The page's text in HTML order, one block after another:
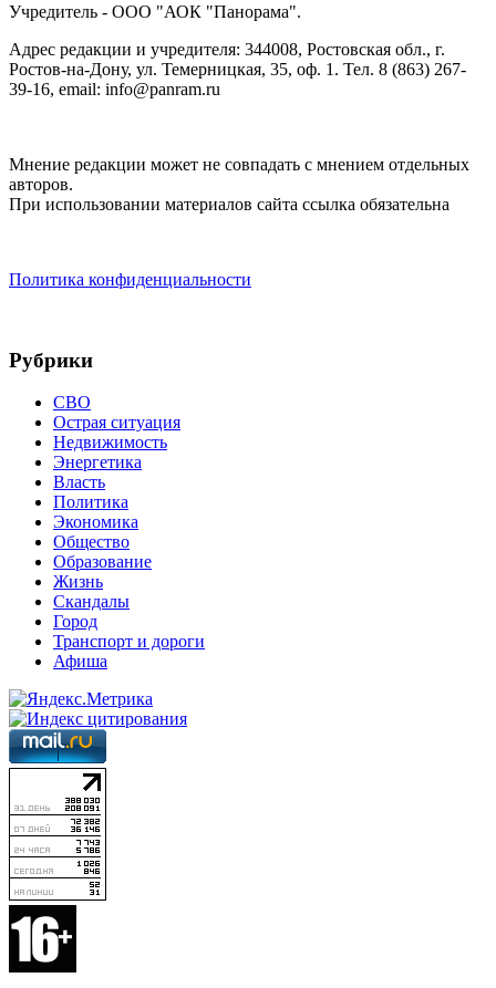
Учредитель - ООО "АОК "Панорама".
Адрес редакции и учредителя: 344008, Ростовская обл., г.
Ростов-на-Дону, ул. Темерницкая, 35, оф. 1. Тел. 8 (863) 267-
39-16, email: info@panram.ru
Мнение редакции может не совпадать с мнением отдельных
авторов.
При использовании материалов сайта ссылка обязательна
Политика конфиденциальности
Рубрики
СВО
Острая ситуация
Недвижимость
Энергетика
Власть
Политика
Экономика
Общество
Образование
Жизнь
Скандалы
Город
Транспорт и дороги
Афиша